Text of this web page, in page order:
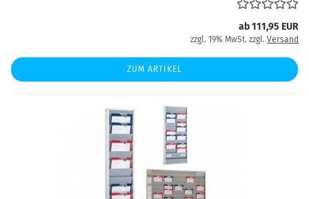
ab 111,95 EUR
zzgl. 19% MwSt. zzgl. Versand
ZUM ARTIKEL